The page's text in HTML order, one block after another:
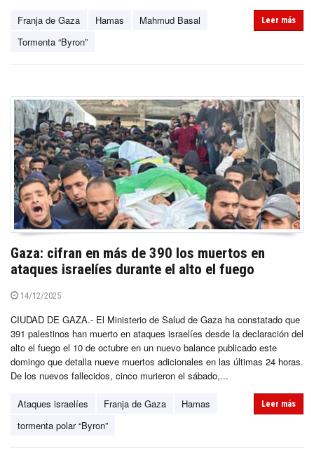
Franja de Gaza Hamas
Mahmud Basal
Tormenta “Byron”
Leer más
Gaza: cifran en más de 390 los muertos en
ataques israelíes durante el alto el fuego
14/12/2025
CIUDAD DE GAZA.- El Ministerio de Salud de Gaza ha constatado que
391 palestinos han muerto en ataques israelíes desde la declaración del
alto el fuego el 10 de octubre en un nuevo balance publicado este
domingo que detalla nueve muertos adicionales en las últimas 24 horas.
De los nuevos fallecidos, cinco murieron el sábado,...
Ataques israelíes Franja de Gaza
Hamas
tormenta polar “Byron”
Leer más